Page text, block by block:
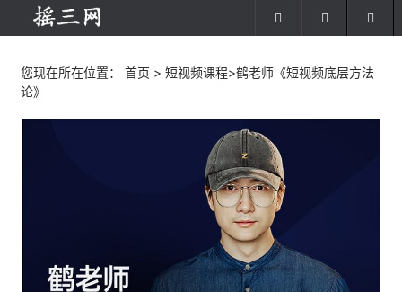
您现在所在位置： 首页 >短视频课程>鹤老师《短视频底层方法
论》